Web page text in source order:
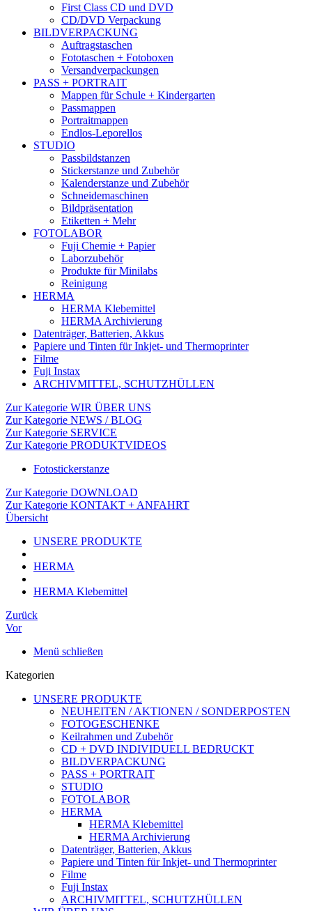
First Class CD und DVD
CD/DVD Verpackung
BILDVERPACKUNG
Auftragstaschen
Fototaschen + Fotoboxen
Versandverpackungen
PASS + PORTRAIT
Mappen für Schule + Kindergarten
Passmappen
Portraitmappen
Endlos-Leporellos
STUDIO
Passbildstanzen
Stickerstanze und Zubehör
Kalenderstanze und Zubehör
Schneidemaschinen
Bildpräsentation
Etiketten + Mehr
FOTOLABOR
Fuji Chemie + Papier
Laborzubehör
Produkte für Minilabs
Reinigung
HERMA
HERMA Klebemittel
HERMA Archivierung
Datenträger, Batterien, Akkus
Papiere und Tinten für Inkjet- und Thermoprinter
Filme
Fuji Instax
ARCHIVMITTEL, SCHUTZHÜLLEN
Zur Kategorie WIR ÜBER UNS
Zur Kategorie NEWS / BLOG
Zur Kategorie SERVICE
Zur Kategorie PRODUKTVIDEOS
Fotostickerstanze
Zur Kategorie DOWNLOAD
Zur Kategorie KONTAKT + ANFAHRT
Übersicht
UNSERE PRODUKTE
HERMA
HERMA Klebemittel
Zurück
Vor
Menü schließen
Kategorien
UNSERE PRODUKTE
NEUHEITEN / AKTIONEN / SONDERPOSTEN
FOTOGESCHENKE
Keilrahmen und Zubehör
CD + DVD INDIVIDUELL BEDRUCKT
BILDVERPACKUNG
PASS + PORTRAIT
STUDIO
FOTOLABOR
HERMA
HERMA Klebemittel
HERMA Archivierung
Datenträger, Batterien, Akkus
Papiere und Tinten für Inkjet- und Thermoprinter
Filme
Fuji Instax
ARCHIVMITTEL, SCHUTZHÜLLEN